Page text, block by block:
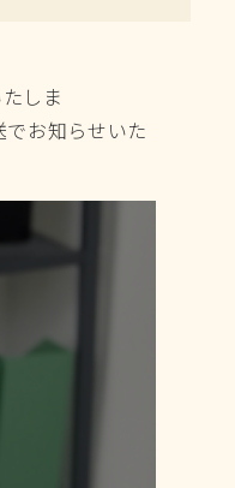
ま
せいた